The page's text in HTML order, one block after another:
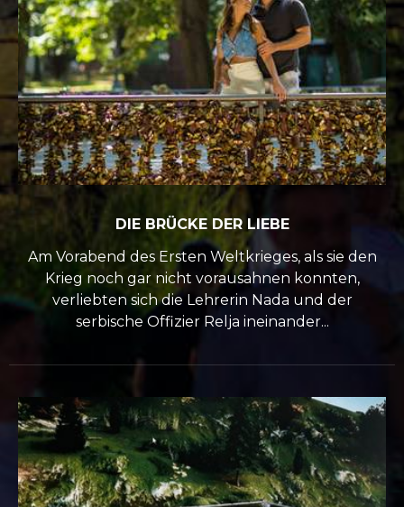
DIE BRÜCKE DER LIEBE
Am Vorabend des Ersten Weltkrieges, als sie den
Krieg noch gar nicht vorausahnen konnten,
verliebten sich die Lehrerin Nada und der
serbische Offizier Relja ineinander...